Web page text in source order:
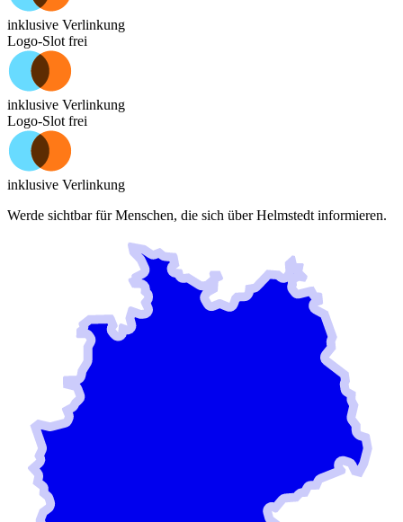
inklusive Verlinkung
Logo-Slot frei
inklusive Verlinkung
Logo-Slot frei
inklusive Verlinkung
Werde sichtbar für Menschen, die sich überHelmstedt informieren.